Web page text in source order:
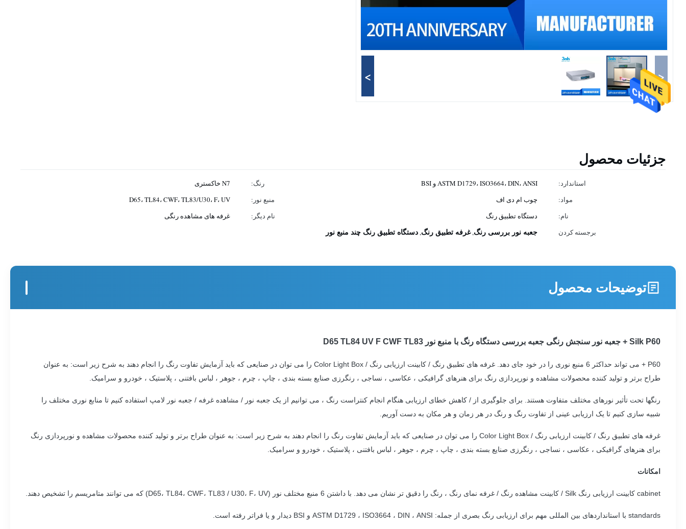
<
>
جزئیات محصول
استاندارد: ASTM D1729، ISO3664، DIN، ANSI و BSI رنگ:
N7 خاکستری
مواد:
چوب ام دی اف منبع نور:
D65، TL84، CWF، TL83/U30، F، UV
نام:
دستگاه تطبیق رنگ نام دیگر:
غرفه های مشاهده رنگی
برجسته کردن
جعبه نور بررسی رنگ,غرفه تطبیق رنگ,دستگاه تطبیق رنگ چند منبع نور
توضیحات محصول
Silk P60 + جعبه نور سنجش رنگی جعبه بررسی دستگاه رنگ با منبع نور D65 TL84 UV F CWF TL83
P60 + می تواند حداکثر 6 منبع نوری را در خود جای دهد.
غرفه های تطبیق رنگ / کابینت ارزیابی رنگ / Color Light Box را می توان در صنایعی که باید آزمایش تفاوت رنگ را انجام دهند به شرح زیر است: به عنوان
طراح برتر و تولید کننده محصولات مشاهده و نورپردازی رنگ برای هنرهای گرافیکی ، عکاسی ، نساجی ، رنگرزی صنایع بسته بندی ، چاپ ، چرم ، جوهر ، لباس بافتنی ، پلاستیک ، خودرو و سرامیک.
رنگها تحت تأثیر نورهای مختلف متفاوت هستند.
برای جلوگیری از / کاهش خطای ارزیابی هنگام انجام کنتراست رنگ ، می توانیم از یک جعبه نور / مشاهده غرفه / جعبه نور لامپ استفاده کنیم تا منابع نوری مختلف را
شبیه سازی کنیم تا یک ارزیابی عینی از تفاوت رنگ و رنگ در هر زمان و هر مکان به دست آوریم.
غرفه های تطبیق رنگ / کابینت ارزیابی رنگ / Color Light Box را می توان در صنایعی که باید آزمایش تفاوت رنگ را انجام دهند به شرح زیر است: به عنوان طراح برتر و تولید کننده محصولات مشاهده و نورپردازی رنگ
برای هنرهای گرافیکی ، عکاسی ، نساجی ، رنگرزی صنایع بسته بندی ، چاپ ، چرم ، جوهر ، لباس بافتنی ، پلاستیک ، خودرو و سرامیک.
امکانات
cabinet کابینت ارزیابی رنگ Silk / کابینت مشاهده رنگ / غرفه نمای رنگ ، رنگ را دقیق تر نشان می دهد. با داشتن 6 منبع مختلف نور (D65، TL84، CWF، TL83 / U30، F، UV) که می توانند متامریسم را تشخیص دهند.
standards با استانداردهای بین المللی مهم برای ارزیابی رنگ بصری از جمله: ASTM D1729 ، ISO3664 ، DIN ، ANSI و BSI دیدار و یا فراتر رفته است.